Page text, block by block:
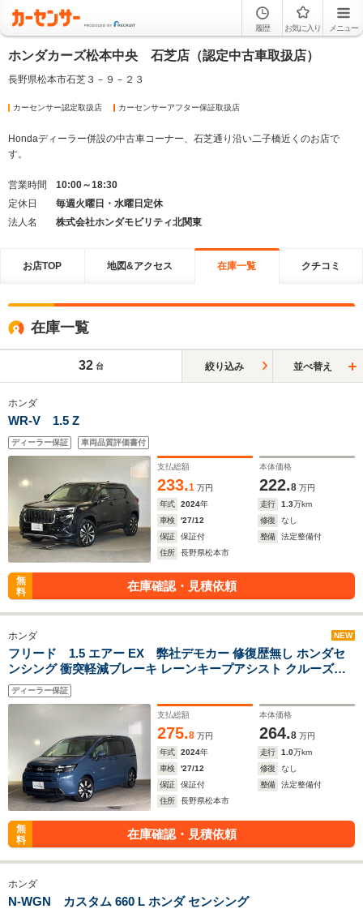
履歴 お気に入り メニュー
ホンダカーズ松本中央 石芝店（認定中古車取扱店）
長野県松本市石芝３－９－２３
カーセンサー認定取扱店 カーセンサーアフター保証取扱店
Hondaディーラー併設の中古車コーナー、石芝通り沿い二子橋近くのお店で
す。
営業時間
10:00～18:30
定休日
毎週火曜日・水曜日定休
法人名
株式会社ホンダモビリティ北関東
お店TOP 地図&アクセス 在庫一覧 クチコミ
在庫一覧
32 台 絞り込み 並べ替え
ホンダ
WR-V 1.5 Z
ディーラー保証 車両品質評価書付
支払総額
233.1 万円
本体価格
222.8 万円
年式
2024年 走行 1.3万km
車検
'27/12 修復
なし
保証
保証付 整備
法定整備付
住所
長野県松本市
無
料
在庫確認・見積依頼
ホンダ NEW
フリード 1.5 エアー EX 弊社デモカー 修復歴無し ホンダセ
ンシング 衝突軽減ブレーキ レーンキープアシスト クルーズコ
ントロール 純正ナビ Bluetooth シートヒーター ETC LEDヘッ
ドライト
ディーラー保証
支払総額
275.8 万円
本体価格
264.8 万円
年式
2024年 走行 1.0万km
車検
'27/12 修復
なし
保証
保証付 整備
法定整備付
住所
長野県松本市
無
料
在庫確認・見積依頼
ホンダ
N-WGN カスタム 660 L ホンダ センシング